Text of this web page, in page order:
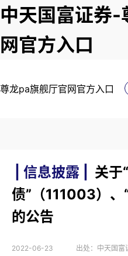
中天国富证券-
网官方入口
尊龙pa旗舰厅官网官方入口
| 信息披露 |
关于
债”（111003）
的公告
2022-06-23 出处：中天国富